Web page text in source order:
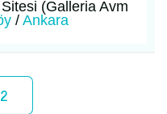
(Galleria Avm
/ Ankara
2